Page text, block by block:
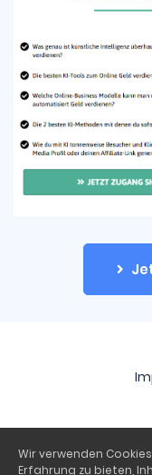
Wir verwenden
Erfahrung zu bieten,